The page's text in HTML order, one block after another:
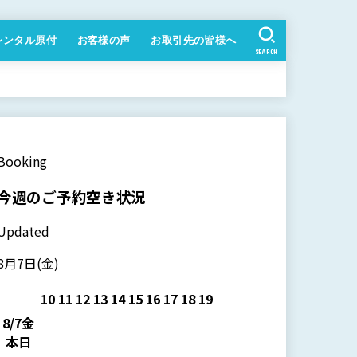
ンタル原付 お客様の声 お取引先の皆様へ
SEARCH